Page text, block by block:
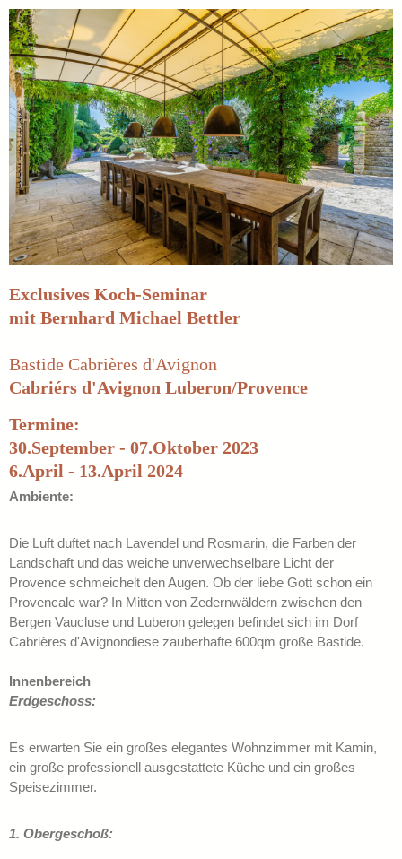
Exclusives Koch-Seminar
mit Bernhard Michael Bettler
Bastide Cabrières d'Avignon
Cabriérs d'Avignon Luberon/Provence
Termine:
30.September - 07.Oktober 2023
6.April - 13.April 2024
Ambiente:
Die Luft duftet nach Lavendel und Rosmarin, die Farben der
Landschaft und das weiche unverwechselbare Licht der
Provence schmeichelt den Augen. Ob der liebe Gott schon ein
Provencale war? In Mitten von Zedernwäldern zwischen den
Bergen Vaucluse und Luberon gelegen befindet sich im Dorf
Cabrières d'Avignondiese zauberhafte 600qm große Bastide.
Innenbereich
Erdgeschoss:
Es erwarten Sie ein großes elegantes Wohnzimmer mit Kamin,
ein große professionell ausgestattete Küche und ein großes
Speisezimmer.
1. Obergeschoß: